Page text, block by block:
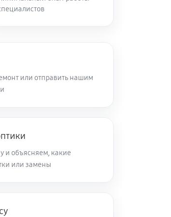
Заказать
или отправить нашим
и объясняем, какие
или замены